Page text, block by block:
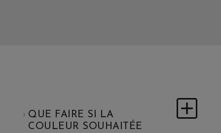
QUE FAIRE SI LA
COULEUR SOUHAITÉE